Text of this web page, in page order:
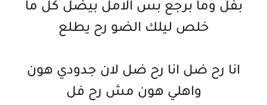
بفل وما برجع بس الامل بيضل كل ما
خلص ليلك الضو رح يطلع
انا رح ضل انا رح ضل لان جدودي هون
واهلي هون مش رح فل